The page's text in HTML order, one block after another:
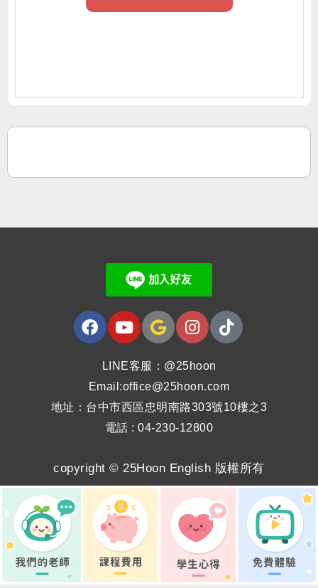
LINE客服：@25hoon
Email:office@25hoon.com
地址：台中市西區忠明南路303號10樓之3
電話 : 04-230-12800
copyright © 25Hoon English 版權所有